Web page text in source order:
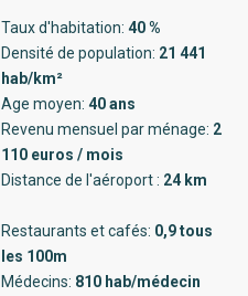
Taux d'habitation: 40 %
Densité de population: 21 441
hab/km²
Age moyen: 40 ans
Revenu mensuel par ménage: 2
110 euros / mois
Distance de l'aéroport : 24 km
Restaurants et cafés: 0,9 tous
les 100m
Médecins: 810 hab/médecin